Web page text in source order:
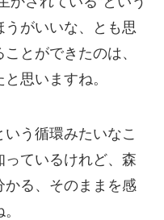
うがいいな、とも思
とができたのは、
思いますね。
う循環みたいなこ
っているけれど、森
かる、そのままを感